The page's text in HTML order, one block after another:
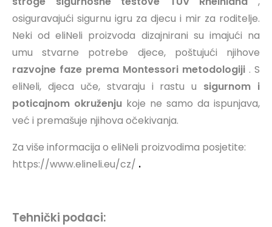
osiguravajući sigurnu igru ​​za djecu i mir za roditelje.
Neki od eliNeli proizvoda dizajnirani su imajući na
umu stvarne potrebe djece, poštujući njihove
razvojne faze prema Montessori metodologiji . S
eliNeli, djeca uče, stvaraju i rastu u sigurnom i
poticajnom okruženju koje ne samo da ispunjava,
već i premašuje njihova očekivanja.
Za više informacija o eliNeli proizvodima posjetite:
https://www.elineli.eu/cz/ .
Tehnički podaci: